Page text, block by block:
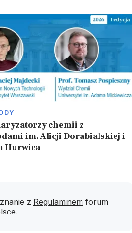
chemii z
im. Alicji Dorabialskiej i
Hurwica
z Regulaminem forum